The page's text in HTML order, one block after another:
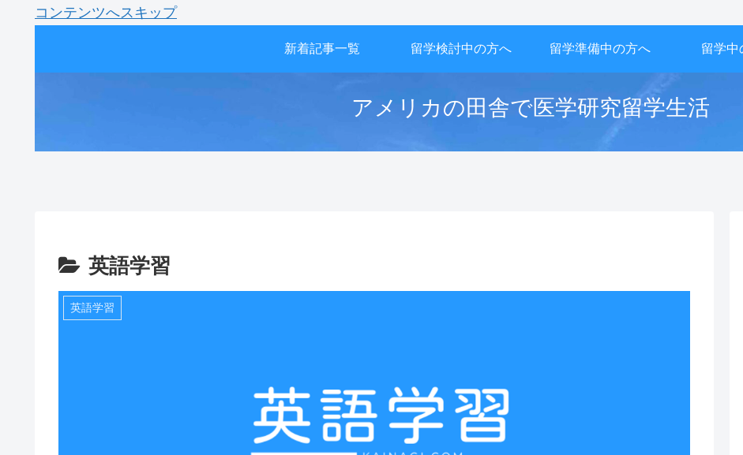
コンテンツへスキップ
アメリカの田舎で医学研究留学生活
新着記事一覧 留学検討中の方へ 留学準備中の方へ 留学中
英語学習
英語学習